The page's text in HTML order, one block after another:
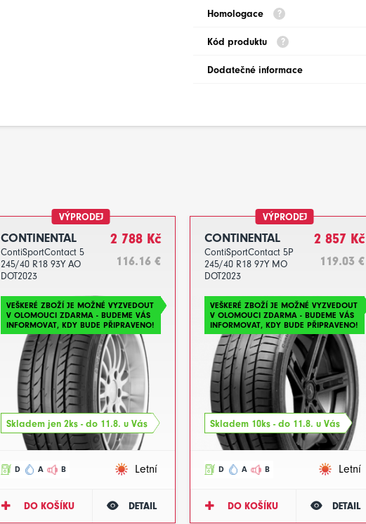
Homologace
Kód produktu
Dodatečné informace
VÝPRODEJ
CONTINENTAL
ContiSportContact 5
245/40 R18 93Y AO
DOT2023
2 788 Kč
116.16 €
VEŠKERÉ ZBOŽÍ JE MOŽNÉ VYZVEDOUT
V OLOMOUCI ZDARMA - BUDEME VÁS
INFORMOVAT, KDY BUDE PŘIPRAVENO!
Skladem jen 2ks - do 11.8. u Vás
D A B Letní
DO KOŠÍKU DETAIL
VÝPRODEJ
CONTINENTAL
ContiSportContact 5P
245/40 R18 97Y MO
DOT2023
2 857 Kč
119.03 €
VEŠKERÉ ZBOŽÍ JE MOŽNÉ VYZVEDOUT
V OLOMOUCI ZDARMA - BUDEME VÁS
INFORMOVAT, KDY BUDE PŘIPRAVENO!
Skladem 10ks - do 11.8. u Vás
D A B Letní
DO KOŠÍKU DETAIL